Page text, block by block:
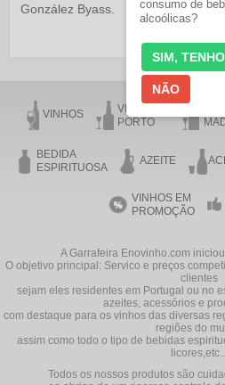
González Byass.
VINHOS
VINHO DO
PORTO
BEDIDA
ESPIRITUOSA
AZEITE
VINHOS EM
PROMOÇÃO
A Garrafeira Enovinho.com
O objetivo principal: Servico e preços
clientes
sejam eles residentes em Portugal ou no
azeites, acessórios e
com destaque para os vinhos das diversas
regiões do
assim como todo o tipo de bebidas
Todos os nossos produtos são
consumo de
alcoólicas?
SIM, TENHO
NÃO